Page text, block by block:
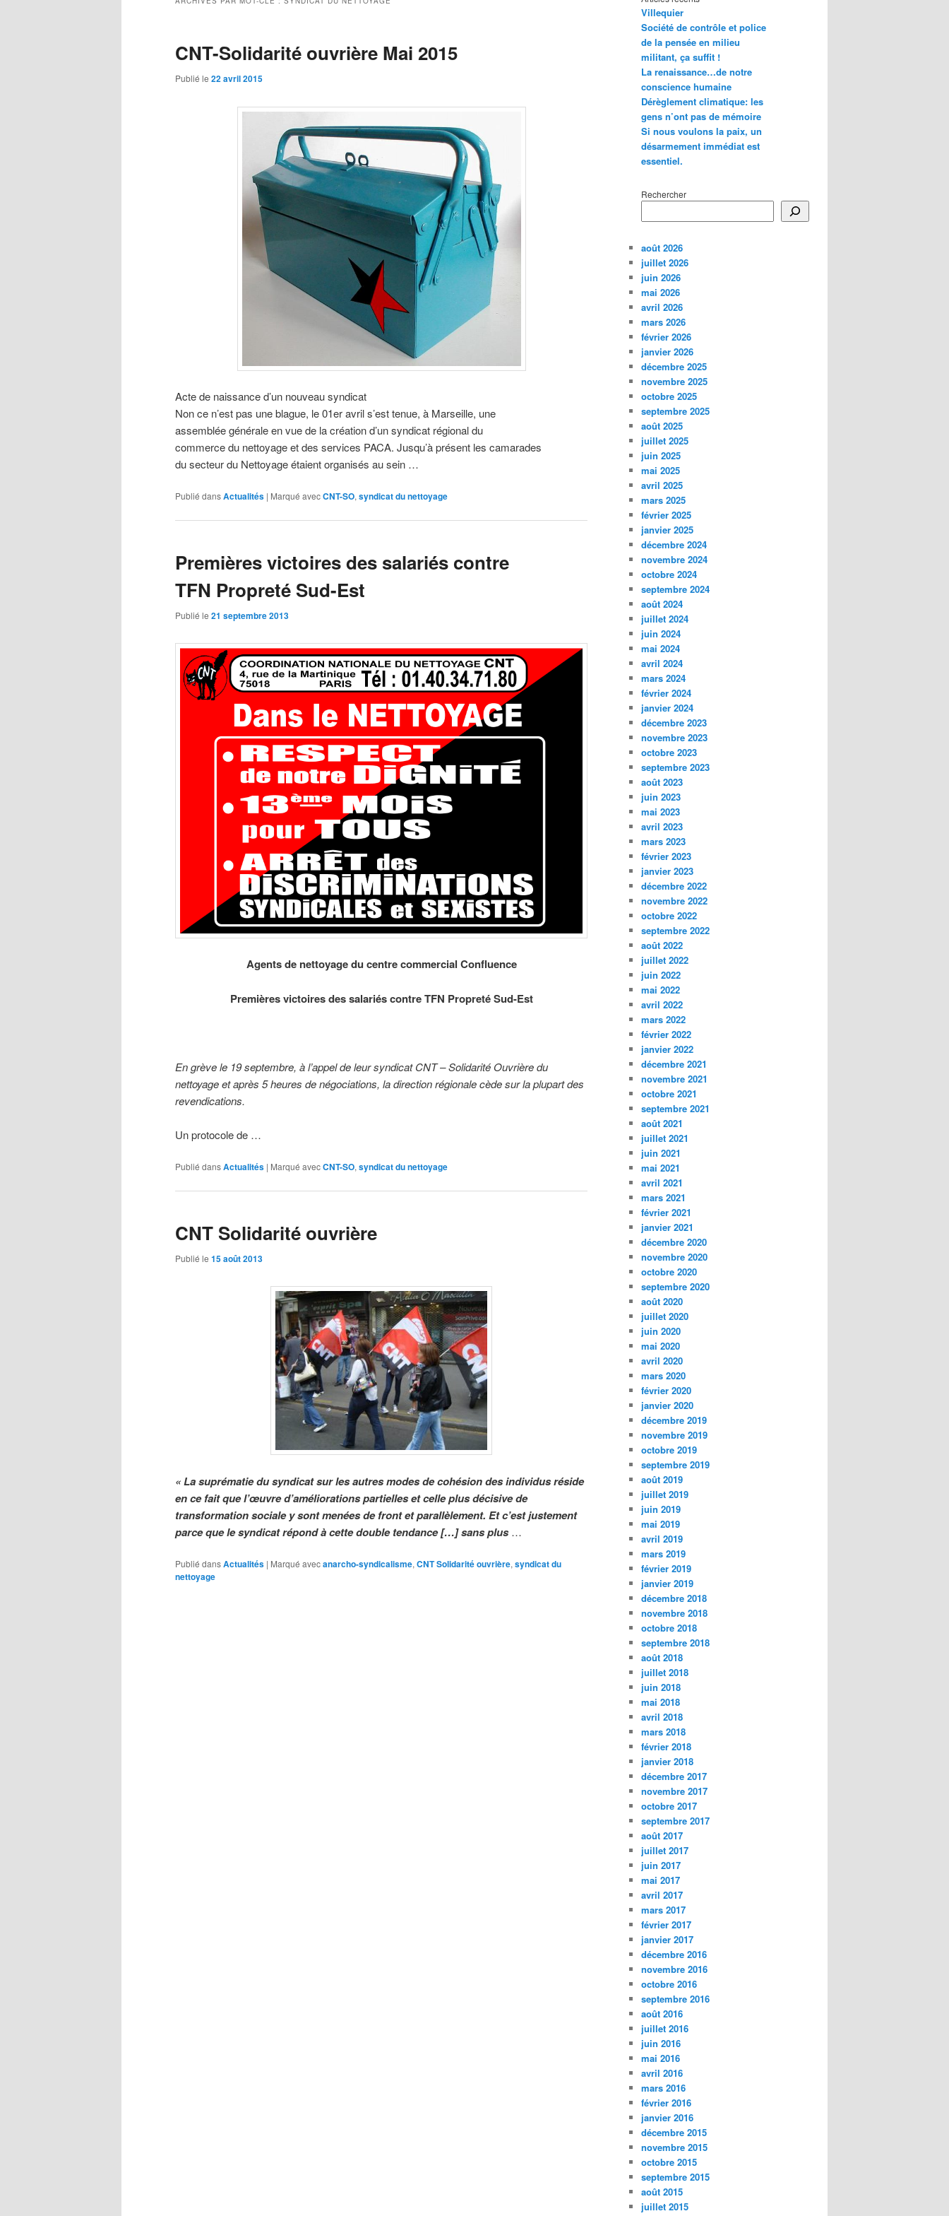
CNT-Solidarité ouvrière Mai 2015
Publié le 22 avril 2015
Acte de naissance d’un nouveau syndicat
Non ce n’est pas une blague, le 01er avril s’est tenue, à Marseille, une
assemblée générale en vue de la création d’un syndicat régional du
commerce du nettoyage et des services PACA. Jusqu’à présent les camarades
du secteur du Nettoyage étaient organisés au sein …
Publié dansActualités | Marqué avecCNT-SO,syndicat du nettoyage
Premières victoires des salariés contre
TFN Propreté Sud-Est
Publié le 21 septembre 2013
Agents de nettoyage du centre commercial Confluence
Premières victoires des salariés contre TFN Propreté Sud-Est
En grève le 19 septembre, à l’appel de leur syndicat CNT – Solidarité Ouvrière du
nettoyage et après 5 heures de négociations, la direction régionale cède sur la plupart des
revendications.
Un protocole de …
Publié dansActualités | Marqué avecCNT-SO, syndicat du nettoyage
CNT Solidarité ouvrière
Publié le 15 août 2013
« La suprématie du syndicat sur les autres modes de cohésion des individus réside
en ce fait que l’œuvre d’améliorations partielles et celle plus décisive de
transformation sociale y sont menées de front et parallèlement. Et c’est justement
parce que le syndicat répond à cette double tendance […] sans plus…
Publié dansActualités | Marqué avecanarcho-syndicalisme, CNT Solidarité ouvrière, syndicat du
nettoyage
Villequier
Société de contrôle et police
de la pensée en milieu
militant, ça suffit !
La renaissance…de notre
conscience humaine
Dérèglement climatique: les
gens n’ont pas de mémoire
Si nous voulons la paix, un
désarmement immédiat est
essentiel.
Rechercher
août 2026
juillet 2026
juin 2026
mai 2026
avril 2026
mars 2026
février 2026
janvier 2026
décembre 2025
novembre 2025
octobre 2025
septembre 2025
août 2025
juillet 2025
juin 2025
mai 2025
avril 2025
mars 2025
février 2025
janvier 2025
décembre 2024
novembre 2024
octobre 2024
septembre 2024
août 2024
juillet 2024
juin 2024
mai 2024
avril 2024
mars 2024
février 2024
janvier 2024
décembre 2023
novembre 2023
octobre 2023
septembre 2023
août 2023
juin 2023
mai 2023
avril 2023
mars 2023
février 2023
janvier 2023
décembre 2022
novembre 2022
octobre 2022
septembre 2022
août 2022
juillet 2022
juin 2022
mai 2022
avril 2022
mars 2022
février 2022
janvier 2022
décembre 2021
novembre 2021
octobre 2021
septembre 2021
août 2021
juillet 2021
juin 2021
mai 2021
avril 2021
mars 2021
février 2021
janvier 2021
décembre 2020
novembre 2020
octobre 2020
septembre 2020
août 2020
juillet 2020
juin 2020
mai 2020
avril 2020
mars 2020
février 2020
janvier 2020
décembre 2019
novembre 2019
octobre 2019
septembre 2019
août 2019
juillet 2019
juin 2019
mai 2019
avril 2019
mars 2019
février 2019
janvier 2019
décembre 2018
novembre 2018
octobre 2018
septembre 2018
août 2018
juillet 2018
juin 2018
mai 2018
avril 2018
mars 2018
février 2018
janvier 2018
décembre 2017
novembre 2017
octobre 2017
septembre 2017
août 2017
juillet 2017
juin 2017
mai 2017
avril 2017
mars 2017
février 2017
janvier 2017
décembre 2016
novembre 2016
octobre 2016
septembre 2016
août 2016
juillet 2016
juin 2016
mai 2016
avril 2016
mars 2016
février 2016
janvier 2016
décembre 2015
novembre 2015
octobre 2015
septembre 2015
août 2015
juillet 2015